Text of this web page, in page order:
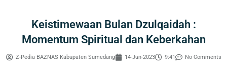
Keistimewaan Bulan Dzulqaidah :
Momentum Spiritual dan Keberkahan
Z-Pedia BAZNAS Kabupaten Sumedang 14-Jun-2023 9:41 No Comments